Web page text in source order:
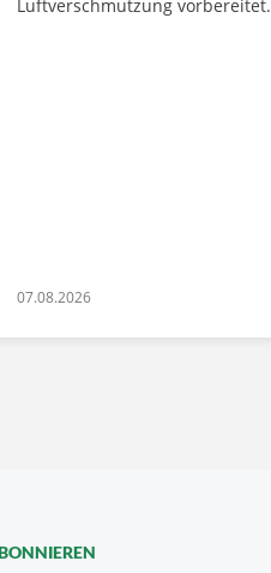
Luftverschmutzung vorbereitet.
07.08.2026